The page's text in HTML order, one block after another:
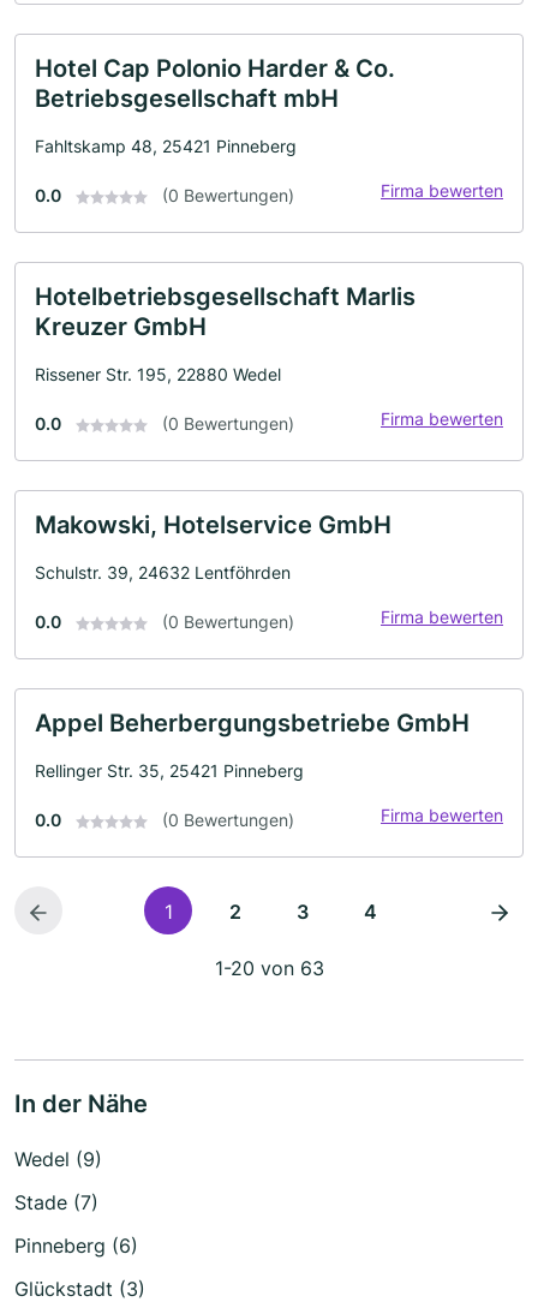
Hotel Cap Polonio Harder & Co.
Betriebsgesellschaft mbH
Fahltskamp 48, 25421 Pinneberg
0.0 (0 Bewertungen) Firma bewerten
Hotelbetriebsgesellschaft Marlis
Kreuzer GmbH
Rissener Str. 195, 22880 Wedel
0.0 (0 Bewertungen) Firma bewerten
Makowski, Hotelservice GmbH
Schulstr. 39, 24632 Lentföhrden
0.0 (0 Bewertungen) Firma bewerten
Appel Beherbergungsbetriebe GmbH
Rellinger Str. 35, 25421 Pinneberg
0.0 (0 Bewertungen) Firma bewerten
1 2 3 4
1-20 von 63
In der Nähe
Wedel (9)
Stade (7)
Pinneberg (6)
Glückstadt (3)